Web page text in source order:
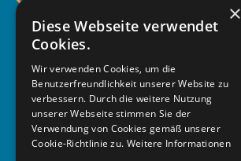
Unser Service
Berufsgruppen
Produktübersicht
Beratung
×
Diese Webseite verwendet
Cookies.
Wir verwenden Cookies, um die
Benutzerfreundlichkeit unserer Website zu
verbessern. Durch die weitere Nutzung
unserer Webseite stimmen Sie der
Verwendung von Cookies gemäß unserer
Cookie-Richtlinie zu. Weitere Informationen